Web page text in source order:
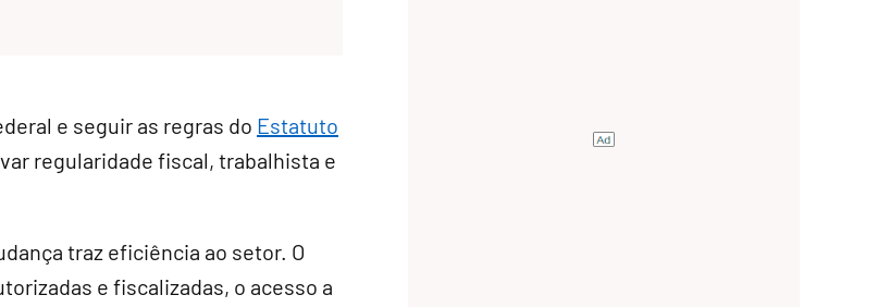
e seguir as regras do Estatuto
regularidade fiscal, trabalhista e
traz eficiência ao setor. O
e fiscalizadas, o acesso a